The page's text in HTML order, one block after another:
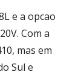
e a opcao
Com a
mas em
Sul e